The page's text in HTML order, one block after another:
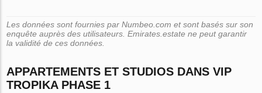
Les données sont fournies par Numbeo.com et sont basés sur son
enquête auprès des utilisateurs. Emirates.estate ne peut garantir
la validité de ces données.
APPARTEMENTS ET STUDIOS DANS VIP
TROPIKA PHASE 1